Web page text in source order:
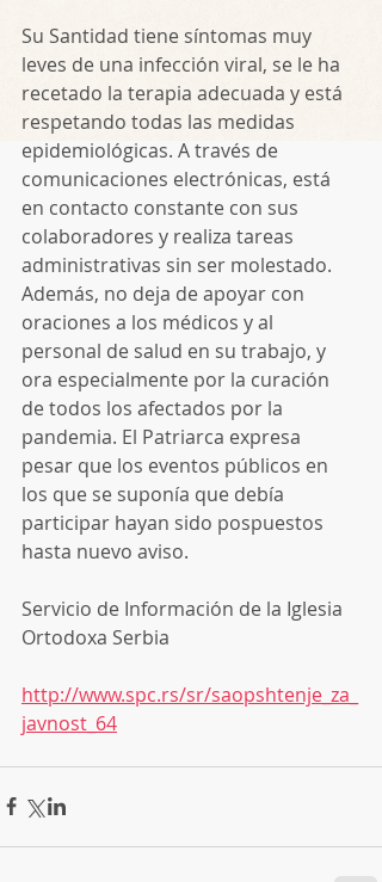
Su Santidad tiene síntomas muy
leves de una infección viral, se le ha
recetado la terapia adecuada y está
respetando todas las medidas
epidemiológicas. A través de
comunicaciones electrónicas, está
en contacto constante con sus
colaboradores y realiza tareas
administrativas sin ser molestado.
Además, no deja de apoyar con
oraciones a los médicos y al
personal de salud en su trabajo, y
ora especialmente por la curación
de todos los afectados por la
pandemia. El Patriarca expresa
pesar que los eventos públicos en
los que se suponía que debía
participar hayan sido pospuestos
hasta nuevo aviso.
Servicio de Información de la Iglesia
Ortodoxa Serbia
http://www.spc.rs/sr/saopshtenje_za_
javnost_64